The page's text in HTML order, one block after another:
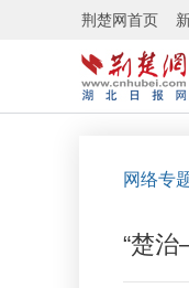
荆楚网首页
网络专
“楚